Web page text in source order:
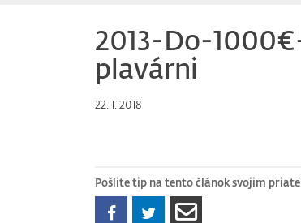
2013-Do-
plavárni
22. 1. 2018
Pošlite tip na tento článok svojim